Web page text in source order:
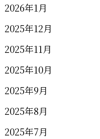
2026年1月
2025年12月
2025年11月
2025年10月
2025年9月
2025年8月
2025年7月